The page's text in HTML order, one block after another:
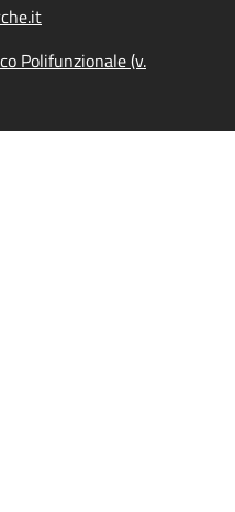
Polifunzionale (v.